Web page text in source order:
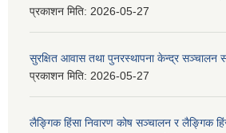
प्रकाशन मिति: 2026-05-27
सुरक्षित आवास तथा पुनरस्थापना केन्द्र सञ्चालन
प्रकाशन मिति: 2026-05-27
लैङ्गिक हिंसा निवारण कोष सञ्चालन र लैङ्गिक